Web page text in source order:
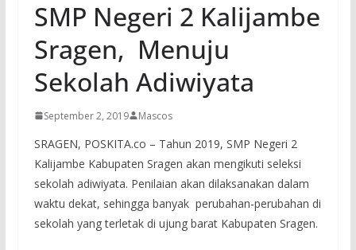
SMP Negeri 2 Kalijambe
Sragen, Menuju
Sekolah Adiwiyata
September 2, 2019 Mascos
SRAGEN, POSKITA.co – Tahun 2019, SMP Negeri 2
Kalijambe Kabupaten Sragen akan mengikuti seleksi
sekolah adiwiyata. Penilaian akan dilaksanakan dalam
waktu dekat, sehingga banyak perubahan-perubahan di
sekolah yang terletak di ujung barat Kabupaten Sragen.